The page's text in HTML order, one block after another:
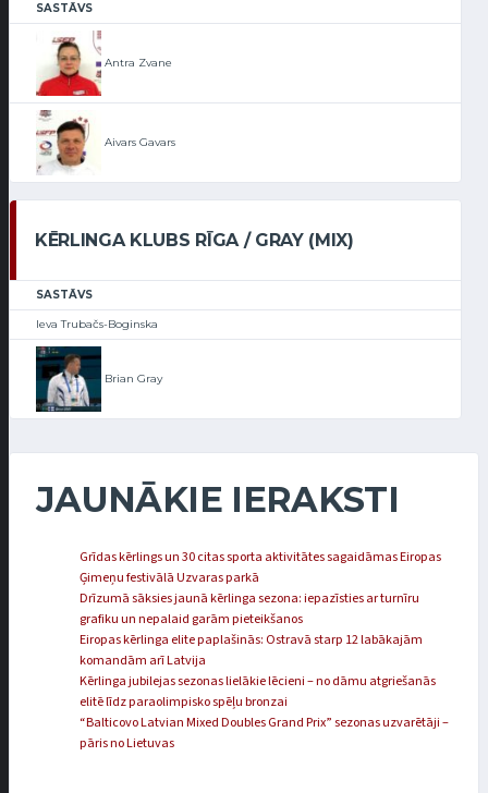
SASTĀVS
Antra Zvane
Aivars Gavars
KĒRLINGA KLUBS RĪGA / GRAY (MIX)
SASTĀVS
Ieva Trubačs-Boginska
Brian Gray
JAUNĀKIE IERAKSTI
Grīdas kērlings un 30 citas sporta aktivitātes sagaidāmas Eiropas
Ģimeņu festivālā Uzvaras parkā
Drīzumā sāksies jaunā kērlinga sezona: iepazīsties ar turnīru
grafiku un nepalaid garām pieteikšanos
Eiropas kērlinga elite paplašinās: Ostravā starp 12 labākajām
komandām arī Latvija
Kērlinga jubilejas sezonas lielākie lēcieni – no dāmu atgriešanās
elitē līdz paraolimpisko spēļu bronzai
“Balticovo Latvian Mixed Doubles Grand Prix” sezonas uzvarētāji –
pāris no Lietuvas